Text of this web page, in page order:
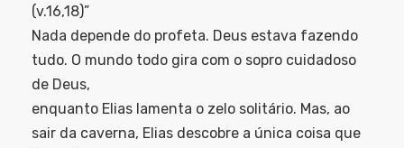
(v.16,18)”
Nada depende do profeta. Deus estava fazendo
tudo. O mundo todo gira com o sopro cuidadoso
de Deus,
enquanto Elias lamenta o zelo solitário. Mas, ao
sair da caverna, Elias descobre a única coisa que